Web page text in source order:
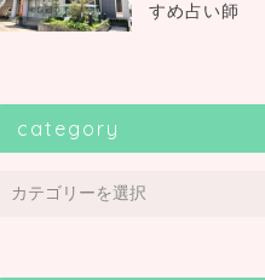
すめ占い師
category